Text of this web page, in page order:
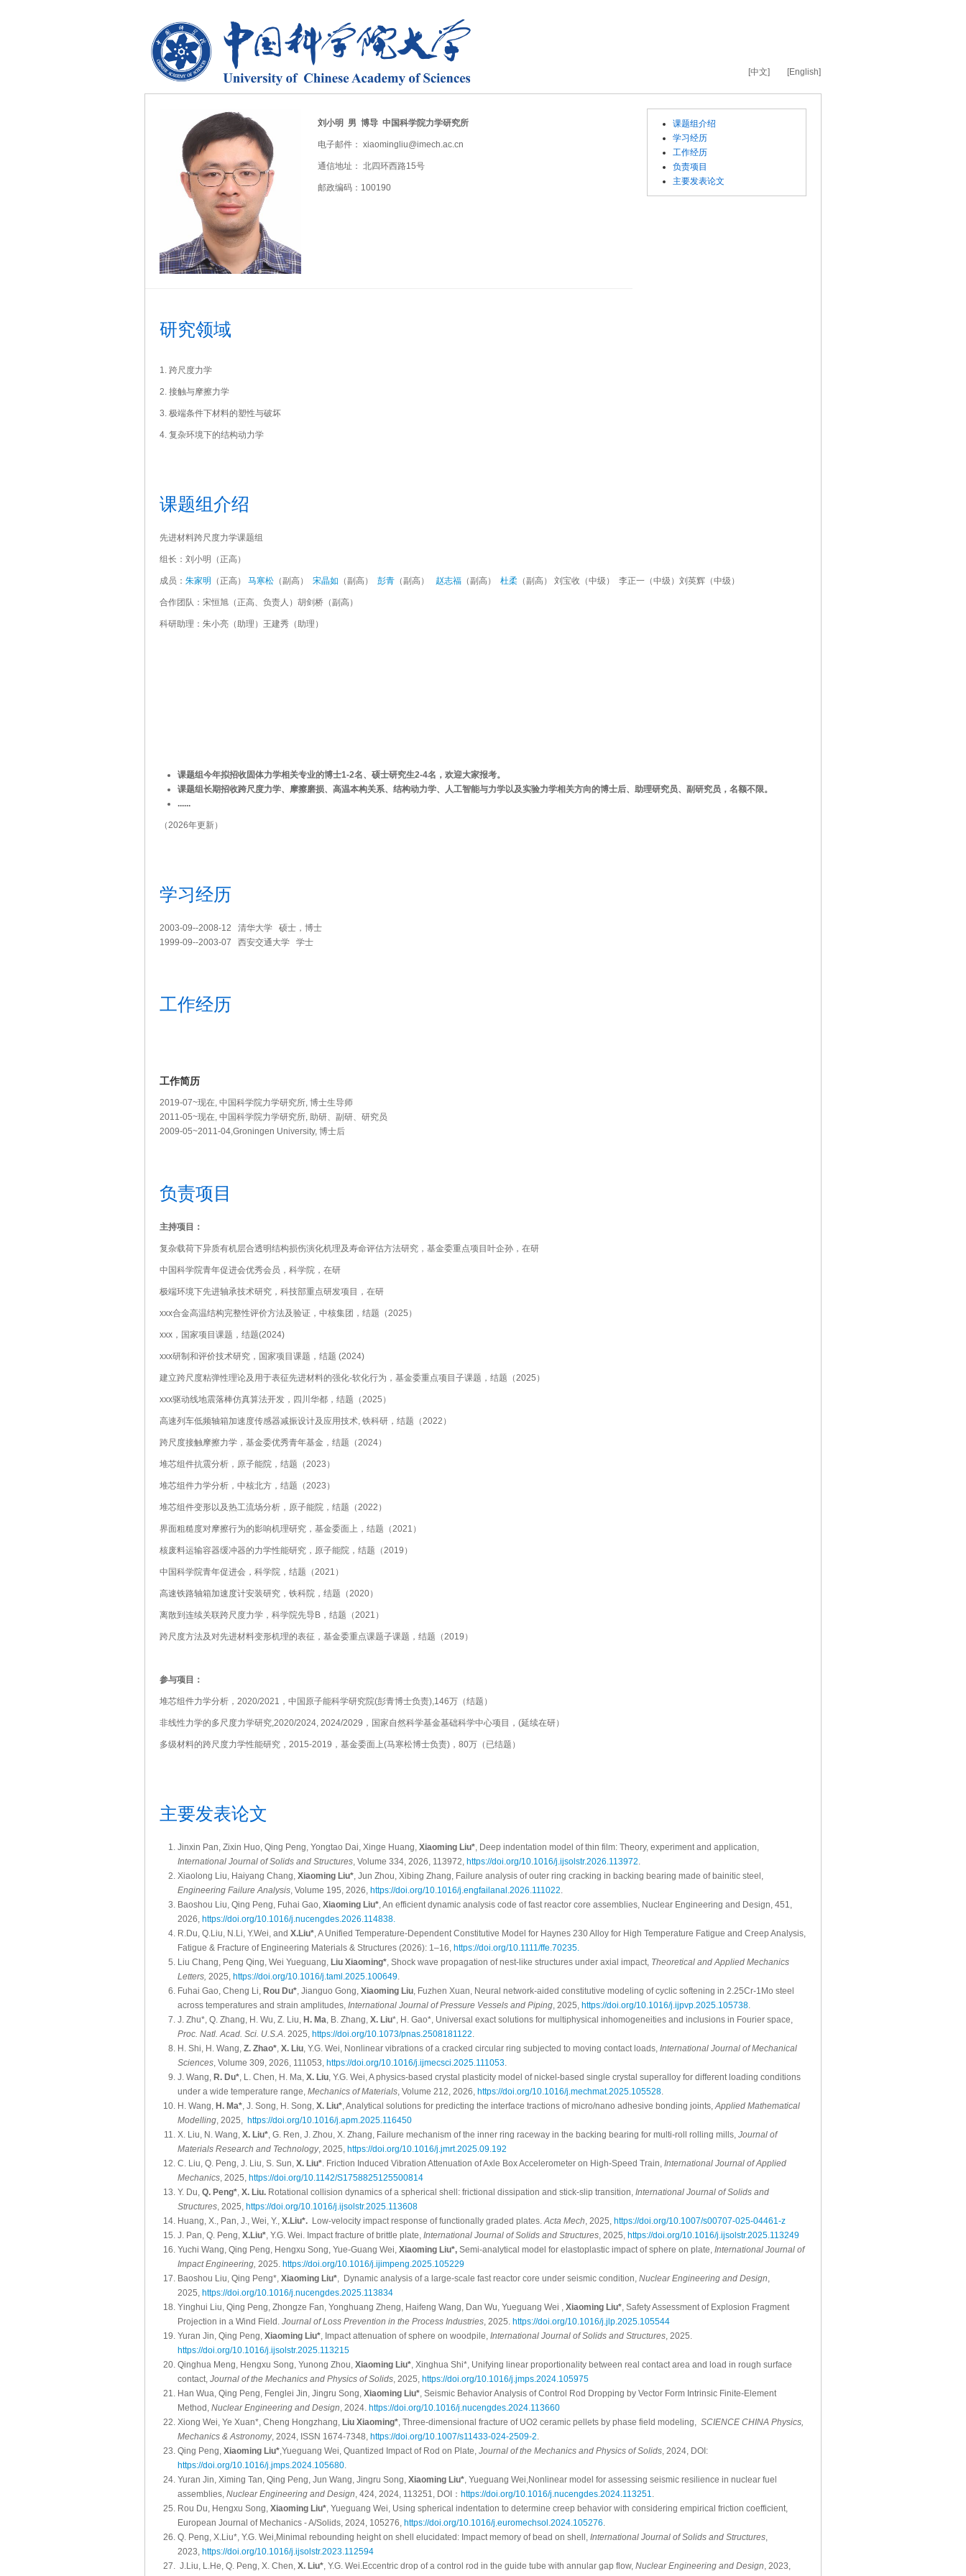
[中文] [English]
课题组介绍
学习经历
工作经历
负责项目
主要发表论文
刘小明 男 博导 中国科学院力学研究所
电子邮件： xiaomingliu@imech.ac.cn
通信地址： 北四环西路15号
邮政编码：100190
研究领域
1. 跨尺度力学
2. 接触与摩擦力学
3. 极端条件下材料的塑性与破坏
4. 复杂环境下的结构动力学
课题组介绍
先进材料跨尺度力学课题组
组长：刘小明（正高）
成员： 朱家明 （正高） 马寒松 （副高） 宋晶如 （副高） 彭青 （副高） 赵志福 （副高） 杜柔 （副高） 刘宝收（中级） 李正一（中级）刘英辉（中级）
合作团队：宋恒旭（正高、负责人）胡剑桥（副高）
科研助理：朱小亮（助理）王建秀（助理）
课题组今年拟招收固体力学相关专业的博士1-2名、硕士研究生2-4名，欢迎大家报考。
课题组长期招收跨尺度力学、摩擦磨损、高温本构关系、结构动力学、人工智能与力学以及实验力学相关方向的博士后、助理研究员、副研究员，名额不限。
......
（2026年更新）
学习经历
2003-09--2008-12 清华大学 硕士，博士
1999-09--2003-07 西安交通大学 学士
工作经历
工作简历
2019-07~现在, 中国科学院力学研究所, 博士生导师
2011-05~现在, 中国科学院力学研究所, 助研、副研、研究员
2009-05~2011-04,Groningen University, 博士后
负责项目
主持项目：
复杂载荷下异质有机层合透明结构损伤演化机理及寿命评估方法研究，基金委重点项目叶企孙，在研
中国科学院青年促进会优秀会员，科学院，在研
极端环境下先进轴承技术研究，科技部重点研发项目，在研
xxx合金高温结构完整性评价方法及验证，中核集团，结题（2025）
xxx，国家项目课题，结题(2024)
xxx研制和评价技术研究，国家项目课题，结题 (2024)
建立跨尺度粘弹性理论及用于表征先进材料的强化-软化行为，基金委重点项目子课题，结题（2025）
xxx驱动线地震落棒仿真算法开发，四川华都，结题（2025）
高速列车低频轴箱加速度传感器减振设计及应用技术, 铁科研，结题（2022）
跨尺度接触摩擦力学，基金委优秀青年基金，结题（2024）
堆芯组件抗震分析，原子能院，结题（2023）
堆芯组件力学分析，中核北方，结题（2023）
堆芯组件变形以及热工流场分析，原子能院，结题（2022）
界面粗糙度对摩擦行为的影响机理研究，基金委面上，结题（2021）
核废料运输容器缓冲器的力学性能研究，原子能院，结题（2019）
中国科学院青年促进会，科学院，结题（2021）
高速铁路轴箱加速度计安装研究，铁科院，结题（2020）
离散到连续关联跨尺度力学，科学院先导B，结题（2021）
跨尺度方法及对先进材料变形机理的表征，基金委重点课题子课题，结题（2019）
参与项目：
堆芯组件力学分析，2020/2021，中国原子能科学研究院(彭青博士负责),146万（结题）
非线性力学的多尺度力学研究,2020/2024, 2024/2029，国家自然科学基金基础科学中心项目，(延续在研）
多级材料的跨尺度力学性能研究，2015-2019，基金委面上(马寒松博士负责)，80万（已结题）
主要发表论文
Jinxin Pan, Zixin Huo, Qing Peng, Yongtao Dai, Xinge Huang, Xiaoming Liu*, Deep indentation model of thin film: Theory, experiment and application,
International Journal of Solids and Structures, Volume 334, 2026, 113972, https://doi.org/10.1016/j.ijsolstr.2026.113972.
Xiaolong Liu, Haiyang Chang, Xiaoming Liu*, Jun Zhou, Xibing Zhang, Failure analysis of outer ring cracking in backing bearing made of bainitic steel,
Engineering Failure Analysis, Volume 195, 2026, https://doi.org/10.1016/j.engfailanal.2026.111022.
Baoshou Liu, Qing Peng, Fuhai Gao, Xiaoming Liu*, An efficient dynamic analysis code of fast reactor core assemblies, Nuclear Engineering and Design, 451,
2026, https://doi.org/10.1016/j.nucengdes.2026.114838.
R.Du, Q.Liu, N.Li, Y.Wei, and X.Liu*, A Unified Temperature-Dependent Constitutive Model for Haynes 230 Alloy for High Temperature Fatigue and Creep Analysis,
Fatigue & Fracture of Engineering Materials & Structures (2026): 1–16, https://doi.org/10.1111/ffe.70235.
Liu Chang, Peng Qing, Wei Yueguang, Liu Xiaoming*, Shock wave propagation of nest-like structures under axial impact, Theoretical and Applied Mechanics
Letters, 2025, https://doi.org/10.1016/j.taml.2025.100649.
Fuhai Gao, Cheng Li, Rou Du*, Jianguo Gong, Xiaoming Liu, Fuzhen Xuan, Neural network-aided constitutive modeling of cyclic softening in 2.25Cr-1Mo steel
across temperatures and strain amplitudes, International Journal of Pressure Vessels and Piping, 2025, https://doi.org/10.1016/j.ijpvp.2025.105738.
J. Zhu*, Q. Zhang, H. Wu, Z. Liu, H. Ma, B. Zhang, X. Liu*, H. Gao*, Universal exact solutions for multiphysical inhomogeneities and inclusions in Fourier space,
Proc. Natl. Acad. Sci. U.S.A. 2025, https://doi.org/10.1073/pnas.2508181122.
H. Shi, H. Wang, Z. Zhao*, X. Liu, Y.G. Wei, Nonlinear vibrations of a cracked circular ring subjected to moving contact loads, International Journal of Mechanical
Sciences, Volume 309, 2026, 111053, https://doi.org/10.1016/j.ijmecsci.2025.111053.
J. Wang, R. Du*, L. Chen, H. Ma, X. Liu, Y.G. Wei, A physics-based crystal plasticity model of nickel-based single crystal superalloy for different loading conditions
under a wide temperature range, Mechanics of Materials, Volume 212, 2026, https://doi.org/10.1016/j.mechmat.2025.105528.
H. Wang, H. Ma*, J. Song, H. Song, X. Liu*, Analytical solutions for predicting the interface tractions of micro/nano adhesive bonding joints,Applied Mathematical
Modelling, 2025, https://doi.org/10.1016/j.apm.2025.116450
X. Liu, N. Wang, X. Liu*, G. Ren, J. Zhou, X. Zhang, Failure mechanism of the inner ring raceway in the backing bearing for multi-roll rolling mills, Journal of
Materials Research and Technology, 2025, https://doi.org/10.1016/j.jmrt.2025.09.192
C. Liu, Q. Peng, J. Liu, S. Sun, X. Liu*. Friction Induced Vibration Attenuation of Axle Box Accelerometer on High-Speed Train, International Journal of Applied
Mechanics, 2025, https://doi.org/10.1142/S1758825125500814
Y. Du, Q. Peng*, X. Liu. Rotational collision dynamics of a spherical shell: frictional dissipation and stick-slip transition, International Journal of Solids and
Structures, 2025, https://doi.org/10.1016/j.ijsolstr.2025.113608
Huang, X., Pan, J., Wei, Y., X.Liu*. Low-velocity impact response of functionally graded plates.Acta Mech, 2025, https://doi.org/10.1007/s00707-025-04461-z
J. Pan, Q. Peng, X.Liu*, Y.G. Wei. Impact fracture of brittle plate, International Journal of Solids and Structures, 2025, https://doi.org/10.1016/j.ijsolstr.2025.113249
Yuchi Wang, Qing Peng, Hengxu Song, Yue-Guang Wei, Xiaoming Liu*, Semi-analytical model for elastoplastic impact of sphere on plate, International Journal of
Impact Engineering, 2025. https://doi.org/10.1016/j.ijimpeng.2025.105229
Baoshou Liu, Qing Peng*, Xiaoming Liu*, Dynamic analysis of a large-scale fast reactor core under seismic condition, Nuclear Engineering and Design,
2025, https://doi.org/10.1016/j.nucengdes.2025.113834
Yinghui Liu, Qing Peng, Zhongze Fan, Yonghuang Zheng, Haifeng Wang, Dan Wu, Yueguang Wei , Xiaoming Liu*, Safety Assessment of Explosion Fragment
Projection in a Wind Field. Journal of Loss Prevention in the Process Industries, 2025. https://doi.org/10.1016/j.jlp.2025.105544
Yuran Jin, Qing Peng, Xiaoming Liu*, Impact attenuation of sphere on woodpile, International Journal of Solids and Structures, 2025.
https://doi.org/10.1016/j.ijsolstr.2025.113215
Qinghua Meng, Hengxu Song, Yunong Zhou, Xiaoming Liu*, Xinghua Shi*, Unifying linear proportionality between real contact area and load in rough surface
contact, Journal of the Mechanics and Physics of Solids, 2025, https://doi.org/10.1016/j.jmps.2024.105975
Han Wua, Qing Peng, Fenglei Jin, Jingru Song, Xiaoming Liu*, Seismic Behavior Analysis of Control Rod Dropping by Vector Form Intrinsic Finite-Element
Method, Nuclear Engineering and Design, 2024. https://doi.org/10.1016/j.nucengdes.2024.113660
Xiong Wei, Ye Xuan*, Cheng Hongzhang, Liu Xiaoming*, Three-dimensional fracture of UO2 ceramic pellets by phase field modeling, SCIENCE CHINA Physics,
Mechanics & Astronomy, 2024, ISSN 1674-7348, https://doi.org/10.1007/s11433-024-2509-2.
Qing Peng, Xiaoming Liu*,Yueguang Wei, Quantized Impact of Rod on Plate, Journal of the Mechanics and Physics of Solids, 2024, DOI:
https://doi.org/10.1016/j.jmps.2024.105680.
Yuran Jin, Ximing Tan, Qing Peng, Jun Wang, Jingru Song, Xiaoming Liu*, Yueguang Wei,Nonlinear model for assessing seismic resilience in nuclear fuel
assemblies, Nuclear Engineering and Design, 424, 2024, 113251, DOI： https://doi.org/10.1016/j.nucengdes.2024.113251.
Rou Du, Hengxu Song, Xiaoming Liu*, Yueguang Wei, Using spherical indentation to determine creep behavior with considering empirical friction coefficient,
European Journal of Mechanics - A/Solids, 2024, 105276, https://doi.org/10.1016/j.euromechsol.2024.105276.
Q. Peng, X.Liu*, Y.G. Wei,Minimal rebounding height on shell elucidated: Impact memory of bead on shell, International Journal of Solids and Structures,
2023, https://doi.org/10.1016/j.ijsolstr.2023.112594
J.Liu, L.He, Q. Peng, X. Chen, X. Liu*, Y.G. Wei.Eccentric drop of a control rod in the guide tube with annular gap flow, Nuclear Engineering and Design, 2023,